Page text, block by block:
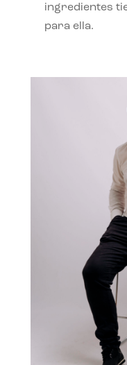
ingredientes
para ella.